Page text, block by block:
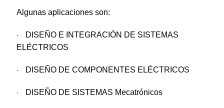
Algunas aplicaciones son:
·
DISEÑO E INTEGRACIÓN DE SISTEMAS
ELÉCTRICOS
· DISEÑO DE COMPONENTES ELÉCTRICOS
· DISEÑO DE SISTEMAS Mecatrónicos